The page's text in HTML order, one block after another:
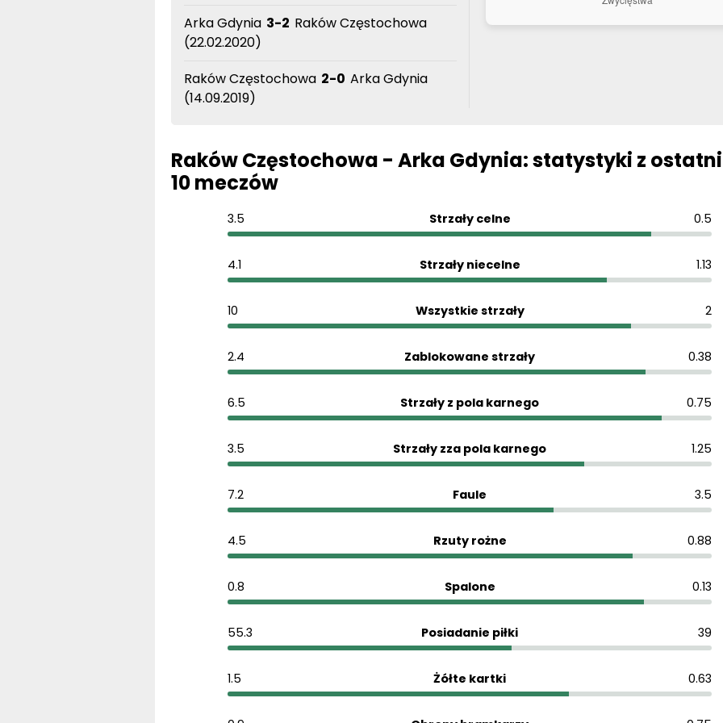
Arka Gdynia 3-2 Raków Częstochowa
(22.02.2020)
Raków Częstochowa 2-0 Arka Gdynia
(14.09.2019)
Raków Częstochowa - Arka Gdynia: statystyki z
10 meczów
3.5 Strzały celne 0.5
4.1 Strzały niecelne 1.13
10 Wszystkie strzały 2
2.4 Zablokowane strzały 0.38
6.5 Strzały z pola karnego 0.75
3.5 Strzały zza pola karnego 1.25
7.2 Faule 3.5
4.5 Rzuty rożne 0.88
0.8 Spalone 0.13
55.3 Posiadanie piłki 39
1.5 Żółte kartki 0.63